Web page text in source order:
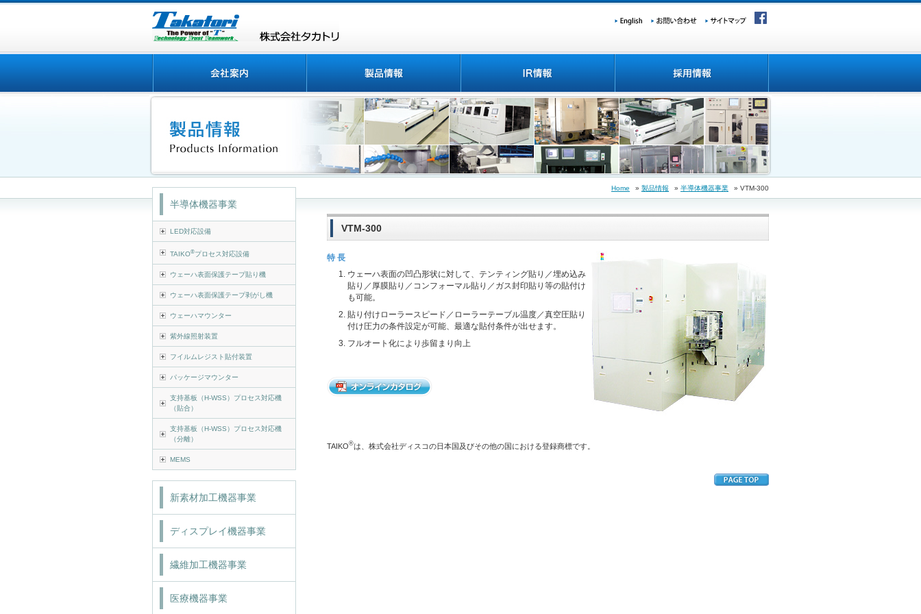
Home » 製品情報 » 半導体機器事業 » VTM-300
VTM-300
特 長
ウェーハ表面の凹凸形状に対して、テンティング貼り／埋め込み
貼り／厚膜貼り／コンフォーマル貼り／ガス封印貼り等の貼付け
も可能。
貼り付けローラースピード／ローラーテーブル温度／真空圧貼り
付け圧力の条件設定が可能、最適な貼付条件が出せます。
フルオート化により歩留まり向上
TAIKO®は、株式会社ディスコの日本国及びその他の国における登録商標です。
半導体機器事業
LED対応設備
TAIKO®プロセス対応設備
ウェーハ表面保護テープ貼り機
ウェーハ表面保護テープ剥がし機
ウェーハマウンター
紫外線照射装置
フイルムレジスト貼付装置
パッケージマウンター
支持基板（H-WSS）プロセス対応機
（貼合）
支持基板（H-WSS）プロセス対応機
（分離）
MEMS
新素材加工機器事業
ディスプレイ機器事業
繊維加工機器事業
医療機器事業